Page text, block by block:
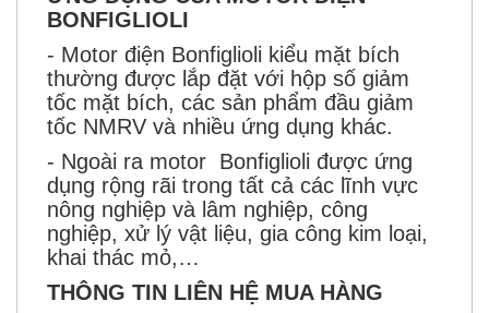
BONFIGLIOLI
- Motor điện Bonfiglioli kiểu mặt bích
thường được lắp đặt với hộp số giảm
tốc mặt bích, các sản phẩm đầu giảm
tốc NMRV và nhiều ứng dụng khác.
- Ngoài ra motor Bonfiglioli được ứng
dụng rộng rãi trong tất cả các lĩnh vực
nông nghiệp và lâm nghiệp, công
nghiệp, xử lý vật liệu, gia công kim loại,
khai thác mỏ,…
THÔNG TIN LIÊN HỆ MUA HÀNG